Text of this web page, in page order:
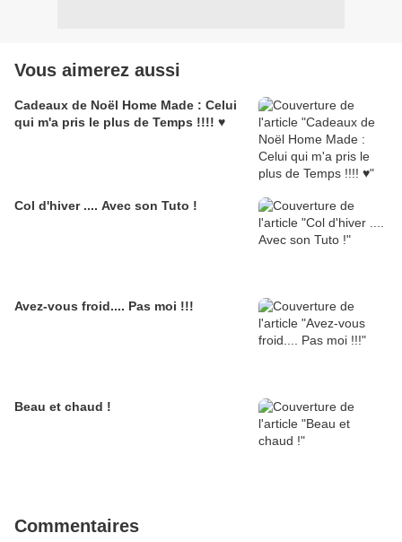
Vous aimerez aussi
Cadeaux de Noël Home Made : Celui
qui m'a pris le plus de Temps !!!! ♥
Col d'hiver .... Avec son Tuto !
Avez-vous froid.... Pas moi !!!
Beau et chaud !
Commentaires